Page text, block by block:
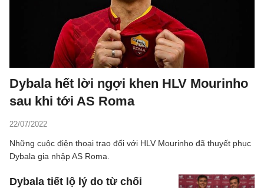
Dybala hết lời ngợi khen HLV Mourinho
sau khi tới AS Roma
22/07/2022
Những cuộc điện thoại trao đổi với HLV Mourinho đã thuyết phục
Dybala gia nhập AS Roma.
Dybala tiết lộ lý do từ chối